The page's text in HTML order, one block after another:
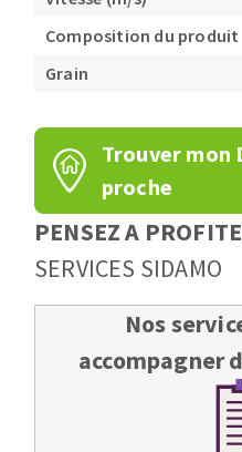
Composition du produit
Grain
Trouver mon
proche
PENSEZ A
SERVICES SIDAMO
Nos
accompagner